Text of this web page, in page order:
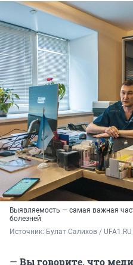
Выявляемость — самая важная
болезней
Источник: Булат Салихов / UFA1.RU
— Вы говорите, что